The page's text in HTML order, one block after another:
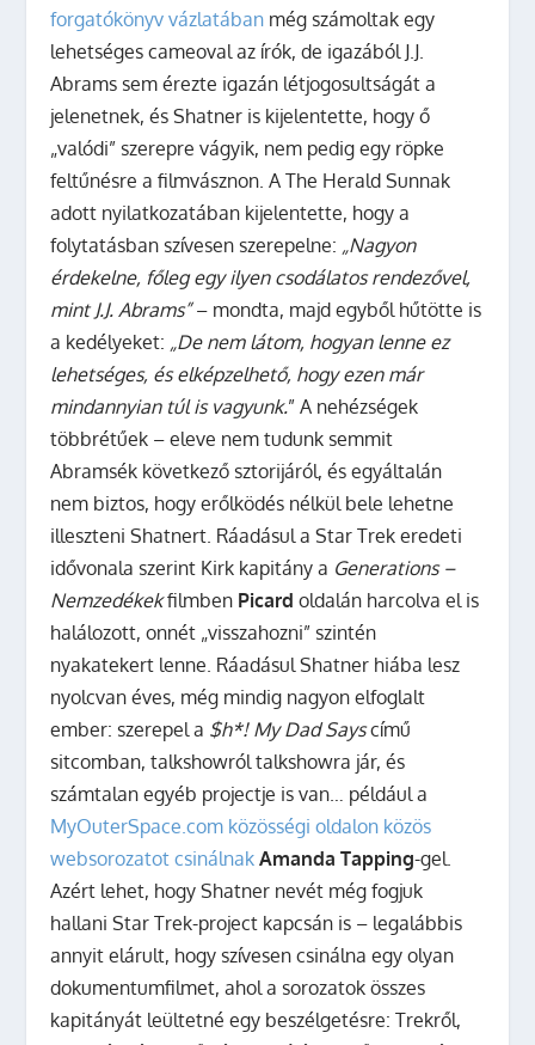
forgatókönyv vázlatában még számoltak egy
lehetséges cameoval az írók, de igazából J.J.
Abrams sem érezte igazán létjogosultságát a
jelenetnek, és Shatner is kijelentette, hogy ő
„valódi” szerepre vágyik, nem pedig egy röpke
feltűnésre a filmvásznon. A The Herald Sunnak
adott nyilatkozatában kijelentette, hogy a
folytatásban szívesen szerepelne: „Nagyon
érdekelne, főleg egy ilyen csodálatos rendezővel,
mint J.J. Abrams”– mondta, majd egyből hűtötte is
a kedélyeket: „De nem látom, hogyan lenne ez
lehetséges, és elképzelhető, hogy ezen már
mindannyian túl is vagyunk.” A nehézségek
többrétűek – eleve nem tudunk semmit
Abramsék következő sztorijáról, és egyáltalán
nem biztos, hogy erőlködés nélkül bele lehetne
illeszteni Shatnert. Ráadásul a Star Trek eredeti
idővonala szerint Kirk kapitány a Generations –
Nemzedékekfilmben Picard oldalán harcolva el is
halálozott, onnét „visszahozni” szintén
nyakatekert lenne. Ráadásul Shatner hiába lesz
nyolcvan éves, még mindig nagyon elfoglalt
ember: szerepel a $h*! My Dad Sayscímű
sitcomban, talkshowról talkshowra jár, és
számtalan egyéb projectje is van… például a
MyOuterSpace.com közösségi oldalon közös
websorozatot csinálnak Amanda Tapping-gel.
Azért lehet, hogy Shatner nevét még fogjuk
hallani Star Trek-project kapcsán is – legalábbis
annyit elárult, hogy szívesen csinálna egy olyan
dokumentumfilmet, ahol a sorozatok összes
kapitányát leültetné egy beszélgetésre: Trekről,